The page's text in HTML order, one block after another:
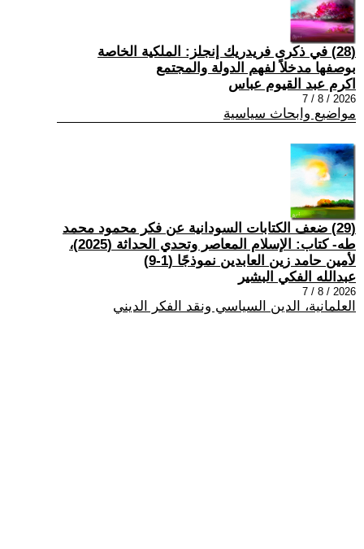
(28) في ذكرى فريدريك إنجلز: الملكية الخاصة
بوصفها مدخلاً لفهم الدولة والمجتمع
اكرم عبد القيوم عباس
2026 / 8 / 7
مواضيع وابحاث سياسية
(29) ضعف الكتابات السودانية عن فكر محمود محمد
طه- كتاب: الإسلام المعاصر وتحدي الحداثة (2025)،
لأمين حامد زين العابدين نموذجًا (1-9)
عبدالله الفكي البشير
2026 / 8 / 7
العلمانية، الدين السياسي ونقد الفكر الديني